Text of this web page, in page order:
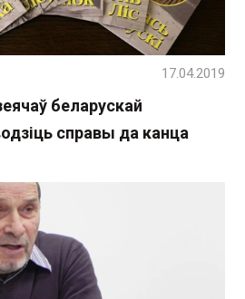
беларускай
справы да канца
17.04.2019